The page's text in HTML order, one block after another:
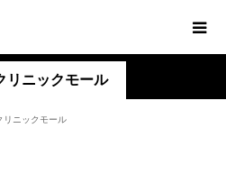
ニックモール
ニックモール